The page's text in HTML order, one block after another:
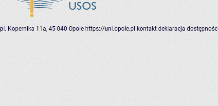
pl. Kopernika 11a, 45-040 Opole https://uni.opole.pl kontakt deklaracja